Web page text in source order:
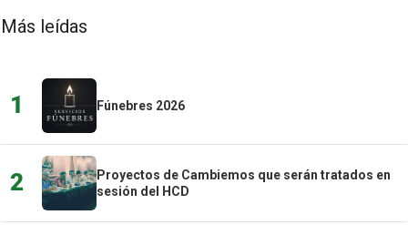
Más leídas
1 Fúnebres 2026
2
Proyectos de Cambiemos que serán tratados en
sesión del HCD